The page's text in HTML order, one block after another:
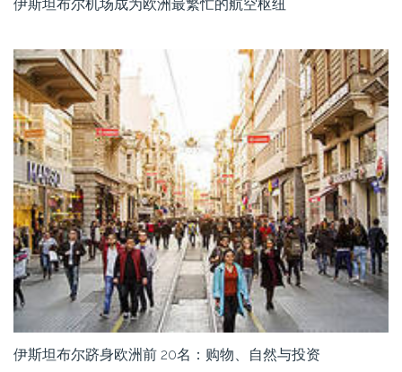
伊斯坦布尔机场成为欧洲最繁忙的航空枢纽
伊斯坦布尔跻身欧洲前 20名：购物、自然与投资